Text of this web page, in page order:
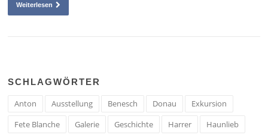
Weiterlesen
SCHLAGWÖRTER
Anton Ausstellung Benesch Donau
Exkursion
Fete Blanche
Galerie Geschichte Harrer
Haunlieb